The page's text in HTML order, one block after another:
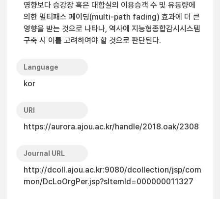
영향보다 승강장 혹은 대합실의 이용승객 수 및 유동량에
의한 멀티패스 페이딩(multi-path fading) 효과에 더 큰
영향을 받는 것으로 나타나, 역사에 지능형종합감시시스템
구축 시 이를 고려하여야 할 것으로 판단된다.
Language
kor
URI
https://aurora.ajou.ac.kr/handle/2018.oak/2308
Journal URL
http://dcoll.ajou.ac.kr:9080/dcollection/jsp/com
mon/DcLoOrgPer.jsp?sItemId=000000011327